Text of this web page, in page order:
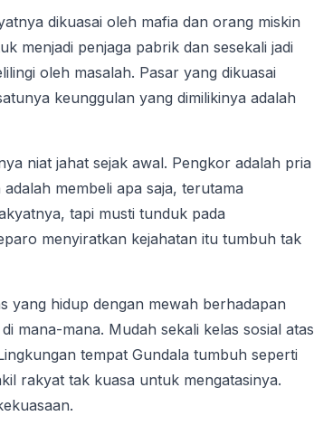
dikuasai oleh mafia dan orang miskin
menjadi penjaga pabrik dan sesekali jadi
oleh masalah. Pasar yang dikuasai
keunggulan yang dimilikinya adalah
niat jahat sejak awal. Pengkor adalah pria
membeli apa saja, terutama
tapi musti tunduk pada
menyiratkan kejahatan itu tumbuh tak
yang hidup dengan mewah berhadapan
mana-mana. Mudah sekali kelas sosial atas
tempat Gundala tumbuh seperti
rakyat tak kuasa untuk mengatasinya.